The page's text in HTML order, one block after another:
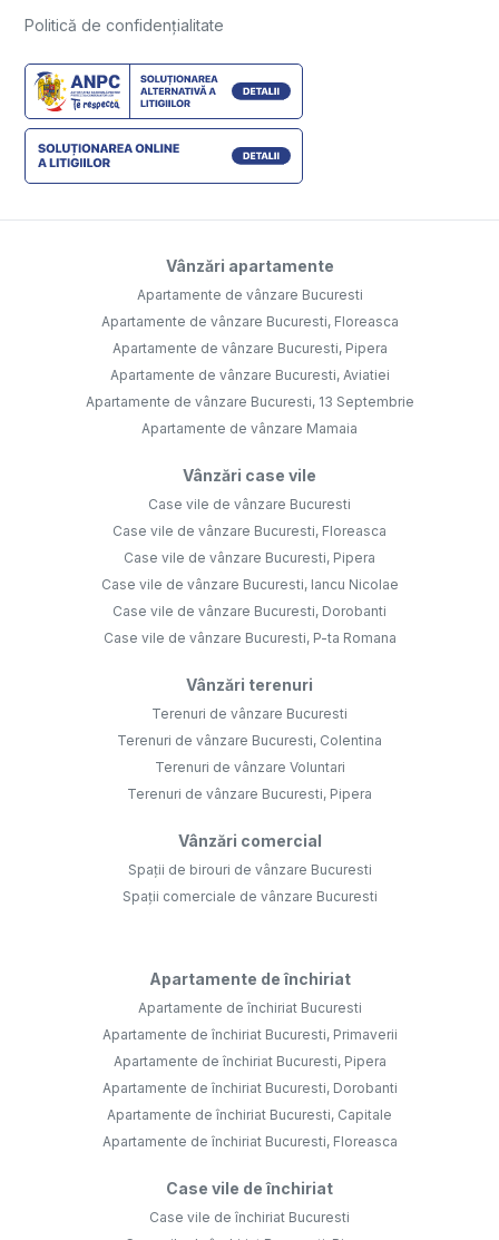
Vânzări apartamente
Apartamente de vânzare Bucuresti, Floreasca
Apartamente de vânzare Bucuresti, Pipera
Apartamente de vânzare Bucuresti, Aviatiei
Apartamente de vânzare Bucuresti, 13 Septembrie
Apartamente de vânzare Mamaia
Case vile de vânzare Bucuresti
Vânzări terenuri
Terenuri de vânzare Bucuresti
Vânzări comercial
Spații de birouri de vânzare Bucuresti
Spații comerciale de vânzare Bucuresti
Apartamente de închiriat
Apartamente de închiriat Bucuresti
Apartamente de închiriat Bucuresti, Primaverii
Apartamente de închiriat Bucuresti, Dorobanti
Apartamente de închiriat Bucuresti, Capitale
Apartamente de închiriat Bucuresti, Floreasca
Case vile de închiriat Bucuresti
Închirieri comercial
Spații de birouri de închiriat Bucuresti
Spații comerciale de închiriat Bucuresti
Spații de birouri de închiriat Bucuresti, Grozavesti